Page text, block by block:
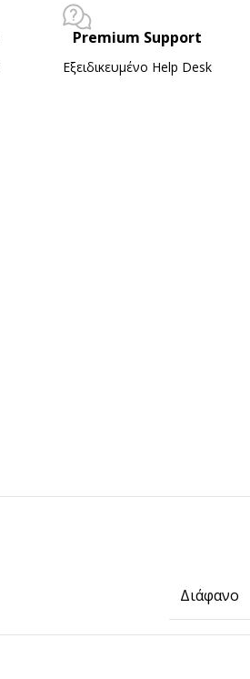
Premium Support
Εξειδικευμένο Ηelp Desk
Διάφανο